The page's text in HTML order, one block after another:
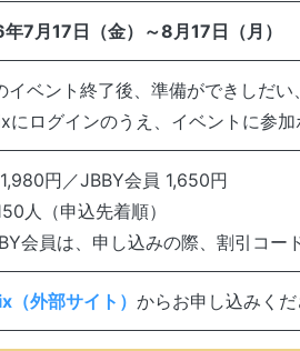
7月17日（金）～8月17日（月）
イベント終了後、準備ができしだ
にログインのうえ、イベントに参
円／JBBY会員 1,650円
人（申込先着順）
会員は、申し込みの際、割引コー
（外部サイト） からお申し込みくだ